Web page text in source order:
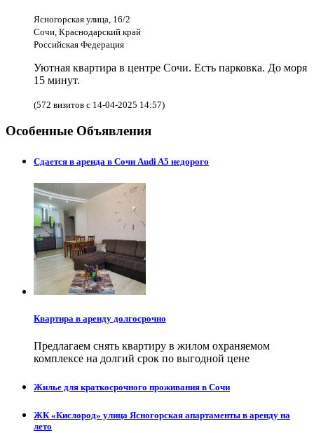
Ясногорская улица, 16/2
Сочи, Краснодарский край
Российская Федерация
Уютная квартира в центре Сочи. Есть парковка. До моря
15 минут.
(572 визитов с 14-04-2025 14:57)
Особенные Объявления
Сдается в аренда в Сочи Audi A5 недорого
Квартира в аренду долгосрочно
Предлагаем снять квартиру в жилом охраняемом
комплексе на долгий срок по выгодной цене
Жилье для краткосрочного проживания в Сочи
ЖК «Кислород» улица Ясногорская апартаменты в аренду на
лето